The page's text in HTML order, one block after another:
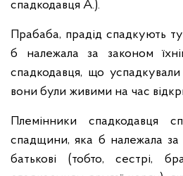
спадкодавця А.).
Прабаба, прадід спадкують
б належала за законом
спадкодавця, що
вони були живими на час
Племінники спадкодавця
спадщини, яка б належала за
батькові (тобто, сестрі,